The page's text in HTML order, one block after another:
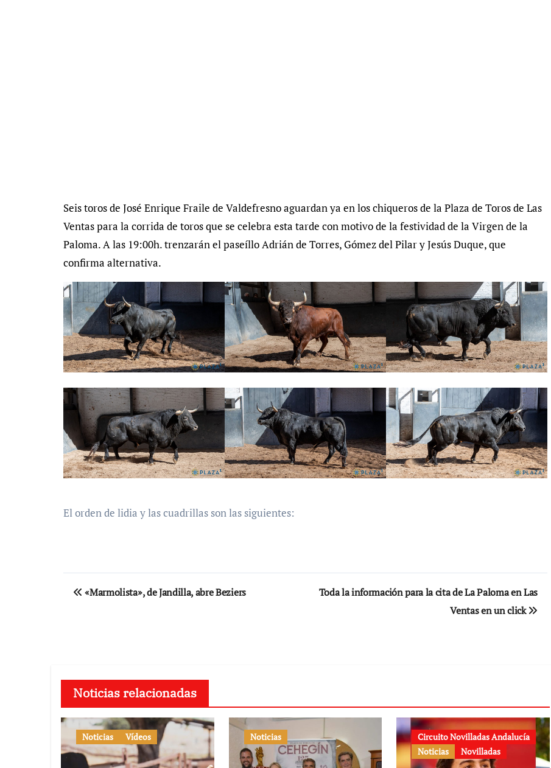
Seis toros de José Enrique Fraile de Valdefresno aguardan ya en los chiqueros de la Plaza de Toros de Las
Ventas para la corrida de toros que se celebra esta tarde con motivo de la festividad de la Virgen de la
Paloma. A las 19:00h. trenzarán el paseíllo Adrián de Torres, Gómez del Pilar y Jesús Duque, que
confirma alternativa.
El orden de lidia y las cuadrillas son las siguientes:
Navegación
«Marmolista», de Jandilla, abre Beziers
Toda la información para la cita de La Paloma en Las
Ventas en un click
Noticias relacionadas
Noticias Vídeos Noticias
Circuito Novilladas Andalucía
Noticias
Novilladas